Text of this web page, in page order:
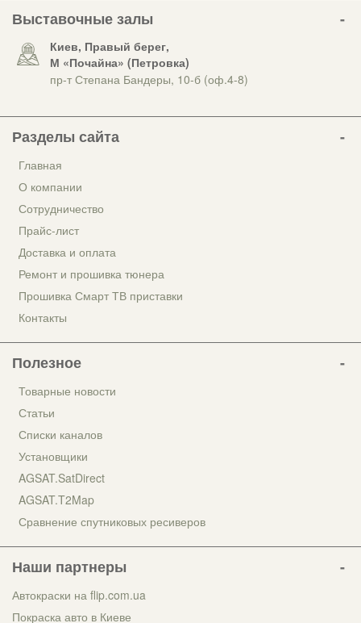
Выставочные залы
Киев, Правый берег,
М «Почайна» (Петровка)
пр-т Степана Бандеры, 10-б (оф.4-8)
Разделы сайта
Главная
О компании
Сотрудничество
Прайс-лист
Доставка и оплата
Ремонт и прошивка тюнера
Прошивка Смарт ТВ приставки
Контакты
Полезное
Товарные новости
Статьи
Списки каналов
Установщики
AGSAT.SatDirect
AGSAT.T2Map
Сравнение спутниковых ресиверов
Наши партнеры
Автокраски на flip.com.ua
Покраска авто в Киеве